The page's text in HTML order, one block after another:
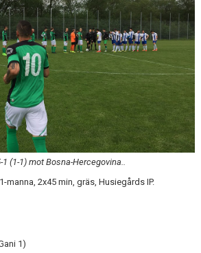
(1-1) mot Bosna-Hercegovina..
manna, 2x45 min, gräs, Husiegårds IP.
1)